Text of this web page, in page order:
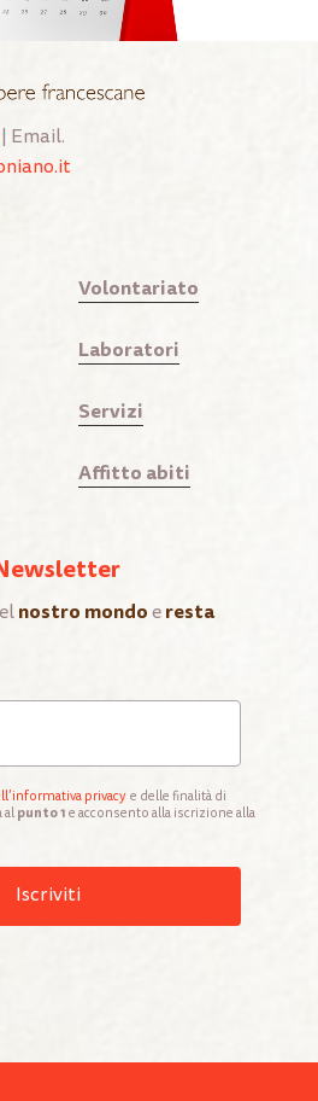
| Email.
Volontariato
Laboratori
Servizi
Affitto abiti
nostro mondo e resta
privacye delle finalità di
al punto 1 e acconsento alla iscrizione alla